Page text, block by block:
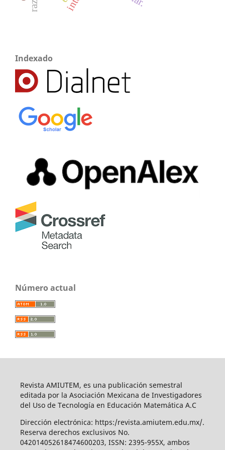
Indexado
Número actual
Revista AMIUTEM, es una publicación semestral
editada por la Asociación Mexicana de Investigadores
del Uso de Tecnología en Educación Matemática A.C
Dirección electrónica: https:/revista.amiutem.edu.mx/.
Reserva derechos exclusivos No.
042014052618474600203, ISSN: 2395-955X, ambos